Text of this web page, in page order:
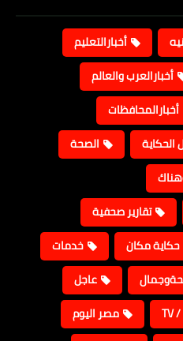
أخبارالتعليم
أخبارالعرب والعالم
أخبارالمحافظات
الحكاية
الصحة
تقارير صحفية
حكاية مكان
خدمات
عاجل
مصر اليوم